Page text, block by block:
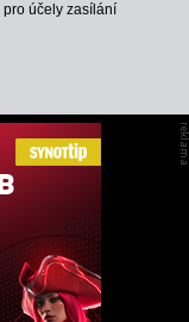
pro účely zasílání